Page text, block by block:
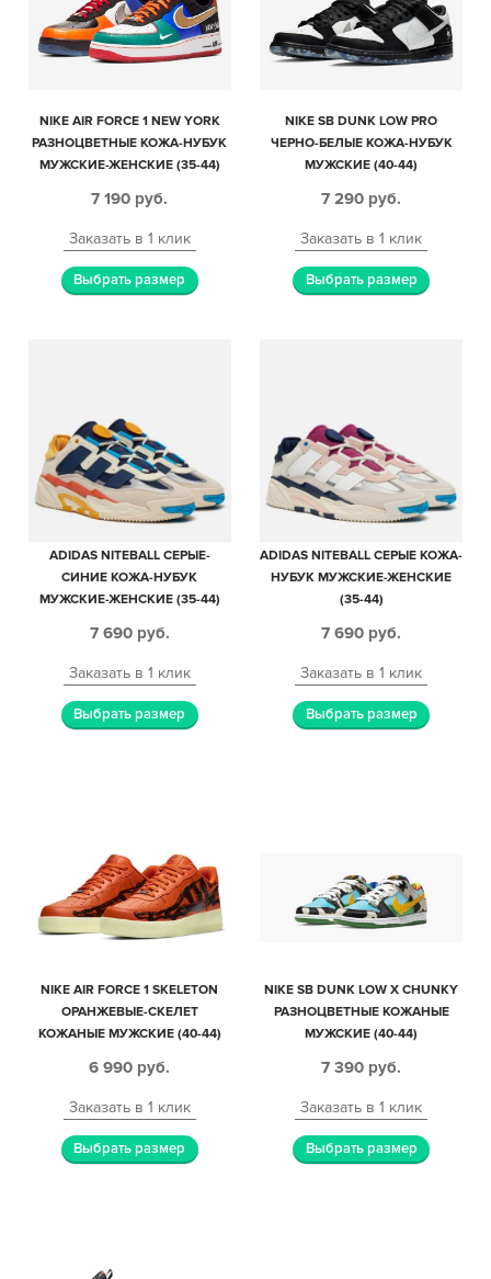
NIKE AIR FORCE 1 NEW YORK
РАЗНОЦВЕТНЫЕ КОЖА-НУБУК
МУЖСКИЕ-ЖЕНСКИЕ (35-44)
7 190 руб.
Заказать в 1 клик
Выбрать размер
NIKE SB DUNK LOW PRO
ЧЕРНО-БЕЛЫЕ КОЖА-НУБУК
МУЖСКИЕ (40-44)
7 290 руб.
Заказать в 1 клик
Выбрать размер
ADIDAS NITEBALL СЕРЫЕ-
СИНИЕ КОЖА-НУБУК
МУЖСКИЕ-ЖЕНСКИЕ (35-44)
7 690 руб.
Заказать в 1 клик
Выбрать размер
ADIDAS NITEBALL СЕРЫЕ КОЖА-
НУБУК МУЖСКИЕ-ЖЕНСКИЕ
(35-44)
7 690 руб.
Заказать в 1 клик
Выбрать размер
NIKE AIR FORCE 1 SKELETON
ОРАНЖЕВЫЕ-СКЕЛЕТ
КОЖАНЫЕ МУЖСКИЕ (40-44)
6 990 руб.
Заказать в 1 клик
Выбрать размер
NIKE SB DUNK LOW X CHUNKY
РАЗНОЦВЕТНЫЕ КОЖАНЫЕ
МУЖСКИЕ (40-44)
7 390 руб.
Заказать в 1 клик
Выбрать размер